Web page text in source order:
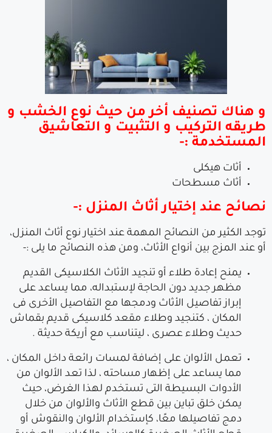
و هناك تصنيف أخر من حيث نوع الخشب و
طريقه التركيب و التثبيت و التعاشيق
المستخدمة :-
أثات هيكلى
أثاث مسطحات
نصائح عند إختيار أثاث المنزل :-
توجد الكثير من النصائح المهمة عند اختيار نوع أثاث المنزل،
أو عند المزج بين أنواع الأثاث، ومن هذه النصائح ما يلى :-
يمنح إعادة طلاء أو تنجيد الأثاث الكلاسيكى القديم
مظهر جديد دون الحاجة لإستبداله، مما يساعد على
إبراز تفاصيل الأثاث ودمجها مع التفاصيل الأخرى فى
المكان ، كتنجيد وطلاء مقعد كلاسيكى قديم بقماش
حديث وطلاء عصرى ، ليتناسب مع أريكة حديثة .
تعمل الألوان على إضافة لمسات رائعة داخل المكان ،
مما يساعد على إظهار مساحته ، لذا تعد الألوان من
الأدوات البسيطة التى تستخدم لهذا الغرض، حيث
يمكن خلق تباين بين قطع الأثاث والألوان من خلال
دمج تفاصيلها معًا، كإستخدام الألوان والنقوش أو